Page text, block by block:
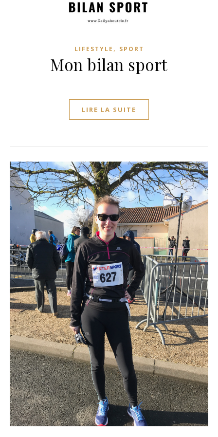
LIFESTYLE , SPORT
Mon bilan sport
LIRE LA SUITE